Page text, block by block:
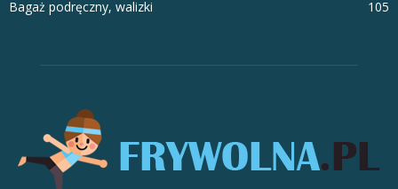
Bagaż podręczny, walizki
105